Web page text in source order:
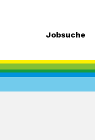
Jobsuche